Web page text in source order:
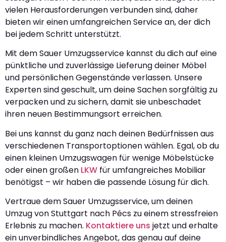
vielen Herausforderungen verbunden sind, daher
bieten wir einen umfangreichen Service an, der dich
bei jedem Schritt unterstützt.
Mit dem Sauer Umzugsservice kannst du dich auf eine
pünktliche und zuverlässige Lieferung deiner Möbel
und persönlichen Gegenstände verlassen. Unsere
Experten sind geschult, um deine Sachen sorgfältig zu
verpacken und zu sichern, damit sie unbeschadet
ihren neuen Bestimmungsort erreichen.
Bei uns kannst du ganz nach deinen Bedürfnissen aus
verschiedenen Transportoptionen wählen. Egal, ob du
einen kleinen Umzugswagen für wenige Möbelstücke
oder einen großen LKW für umfangreiches Mobiliar
benötigst – wir haben die passende Lösung für dich.
Vertraue dem Sauer Umzugsservice, um deinen
Umzug von Stuttgart nach Pécs zu einem stressfreien
Erlebnis zu machen. Kontaktiere uns jetzt und erhalte
ein unverbindliches Angebot, das genau auf deine